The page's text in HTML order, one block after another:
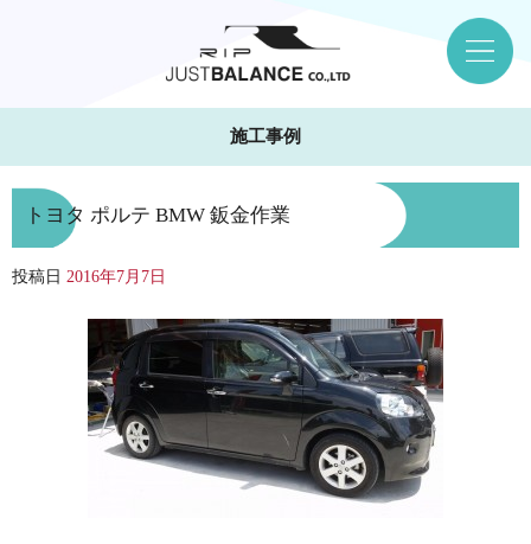
施工事例
トヨタ ポルテ BMW 鈑金作業
投稿日 2016年7月7日